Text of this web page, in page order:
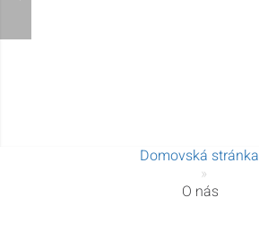
Domovská stránka
»
O nás